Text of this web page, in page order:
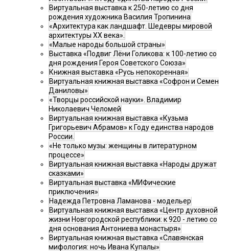
Виртуальная выставка к 250-летию со дня
рождения художника Василия Тропинина
«Архитектура как ландшафт. Шедевры мировой
архитектуры XX века».
«Малые народы большой страны»
Выставка «Подвиг Лёни Голикова: к 100-летию со
дня рождения Героя Советского Союза»
Книжная выставка «Русь непокоренная»
Виртуальная книжная выставка «Софрон и Семен
Даниловы»
«Творцы российской науки». Владимир
Николаевич Челомей
Виртуальная книжная выставка «Кузьма
Григорьевич Абрамов» к Году единства народов
России.
«Не только музы: женщины в литературном
процессе»
Виртуальная книжная выставка «Народы дружат
сказками»
Виртуальная выставка «МИФические
приключения»
Надежда Петровна Ламанова - модельер
Виртуальная книжная выставка «Центр духовной
жизни Новгородской республики: к 920 - летию со
дня основания Антониева монастыря»
Виртуальная книжная выставка «Славянская
мифология: ночь Ивана Купалы»